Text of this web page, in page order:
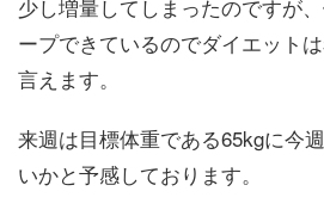
少し増量してしまったのですが
ープできているのでダイエット
言えます。
来週は目標体重である65kgに今
いかと予感しております。